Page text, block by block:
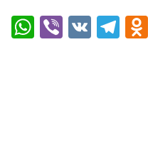
WhatsApp
Viber
VK